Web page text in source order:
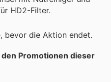
HD2-Filter.
bevor die Aktion endet.
Promotionen dieser